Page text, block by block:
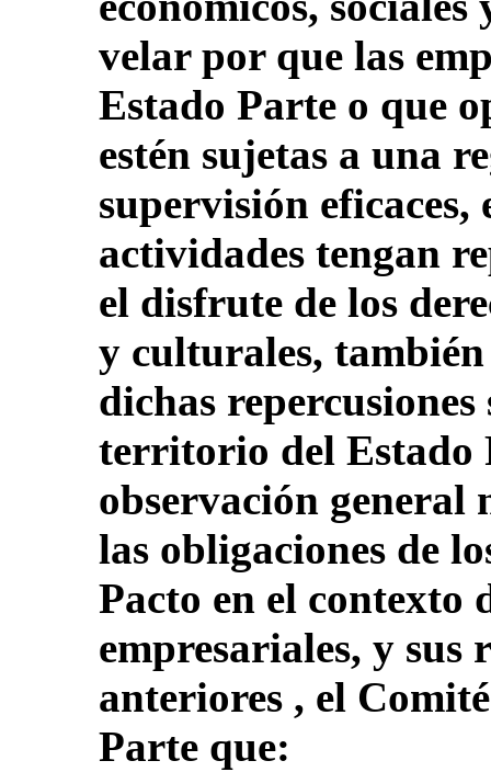
velar por que las
Estado Parte o que
estén sujetas a una
supervisión
actividades tengan
el disfrute de los
y culturales, también
dichas
territorio del Estado
observación general
las obligaciones de
Pacto en el contexto
empresariales, y sus
anteriores , el
Parte que: